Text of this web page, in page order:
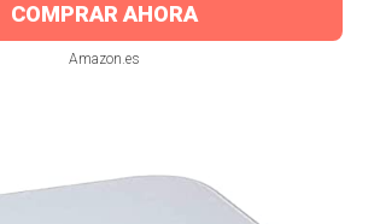
COMPRAR AHORA
Amazon.es